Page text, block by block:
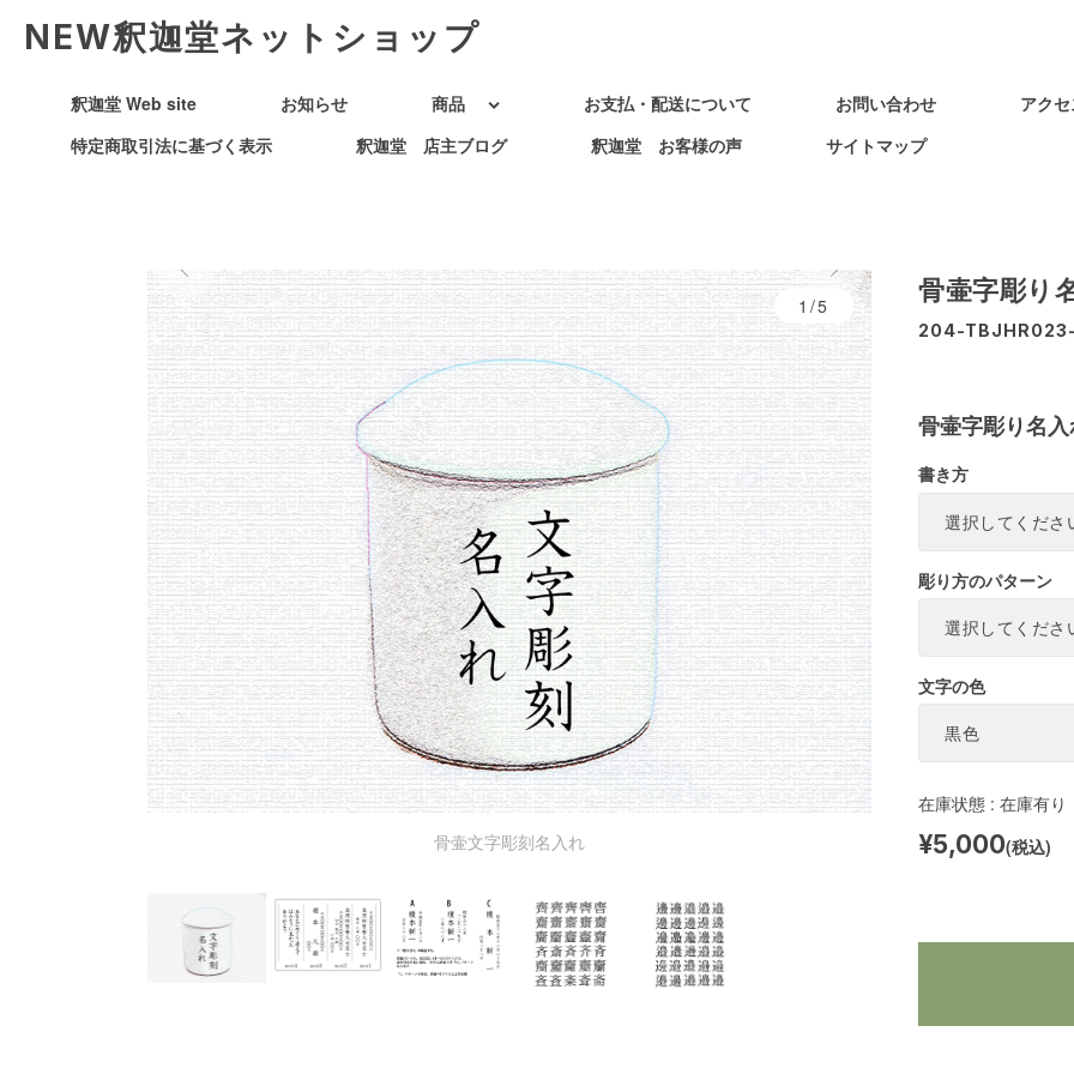
NEW釈迦堂ネットショップ
釈迦堂 Web site お知らせ 商品 お支払・配送について お問い合わせ
アク
特定商取引法に基づく表示
釈迦堂 店主ブログ 釈迦堂 お客様の声 サイトマップ
骨壷文字彫刻名入れ
1/5 骨壷字彫り
204-
骨壷字彫り名
書き方
彫り方のパターン
文字の色
在庫状態 : 在庫有り
¥5,000(税込)